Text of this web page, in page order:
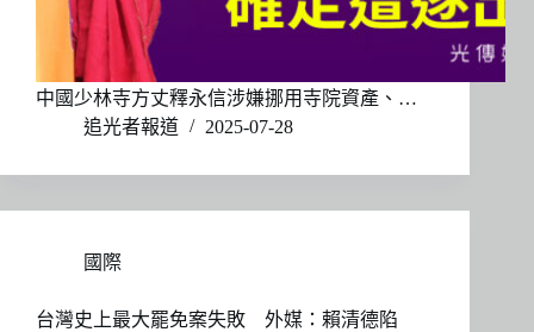
中國少林寺方丈釋永信涉嫌挪用寺院資產、…
追光者報道
2025-07-28
國際
台灣史上最大罷免案失敗 外媒：賴清德陷